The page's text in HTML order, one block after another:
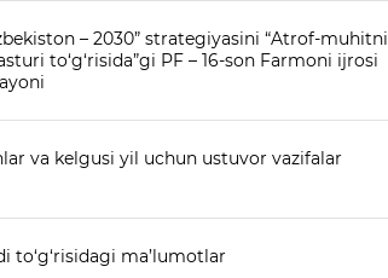
– 2030” strategiyasini “Atrof-muhitni
to‘g‘risida”gi PF – 16-son Farmoni ijrosi
va kelgusi yil uchun ustuvor vazifalar
to‘g‘risidagi ma’lumotlar